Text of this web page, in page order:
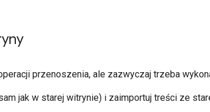
przenoszenia, ale zazwyczaj trzeba
jak w starej witrynie) i zaimportuj treści ze